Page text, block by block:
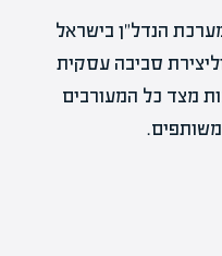
הנדל"ן בישראל
סביבה עסקית
מצד כל המעורבים